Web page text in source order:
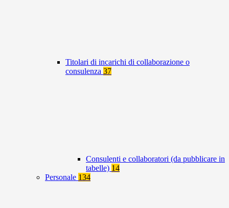
Titolari di incarichi di collaborazione o
consulenza 37
Consulenti e collaboratori (da pubblicare in
tabelle) 14
Personale 134